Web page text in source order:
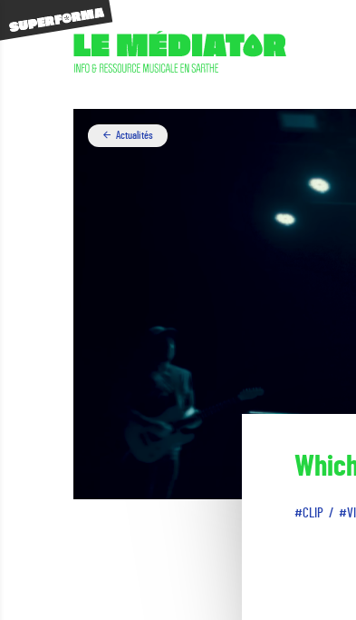
Actualités
CLIP